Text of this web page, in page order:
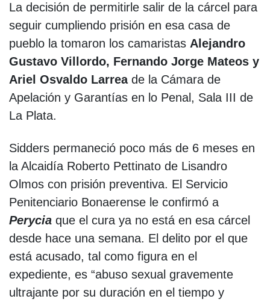
La decisión de permitirle salir de la cárcel para
seguir cumpliendo prisión en esa casa de
pueblo la tomaron los camaristas Alejandro
Gustavo Villordo, Fernando Jorge Mateos y
Ariel Osvaldo Larreade la Cámara de
Apelación y Garantías en lo Penal, Sala III de
La Plata.
Sidders permaneció poco más de 6 meses en
la Alcaidía Roberto Pettinato de Lisandro
Olmos con prisión preventiva. El Servicio
Penitenciario Bonaerense le confirmó a
Perycia que el cura ya no está en esa cárcel
desde hace una semana. El delito por el que
está acusado, tal como figura en el
expediente, es “abuso sexual gravemente
ultrajante por su duración en el tiempo y